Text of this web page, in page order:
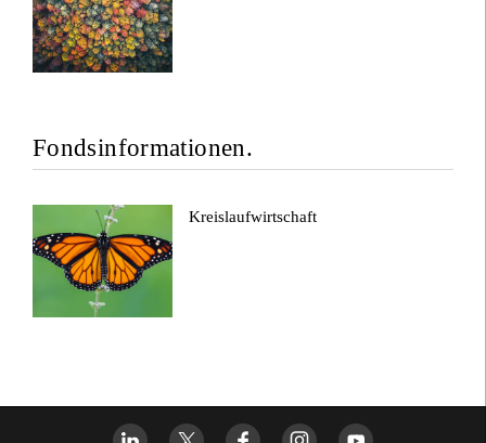
Fondsinformationen.
Kreislaufwirtschaft